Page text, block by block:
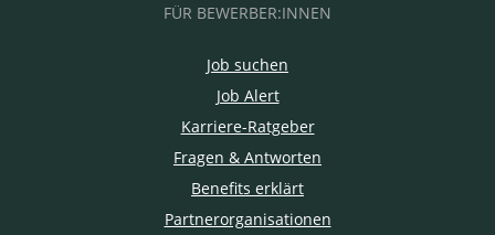
FÜR BEWERBER:INNEN
Job suchen
Job Alert
Karriere-Ratgeber
Fragen & Antworten
Benefits erklärt
Partnerorganisationen